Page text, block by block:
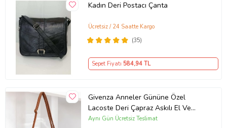
Kadın Deri Postacı Çanta
(35)
Ücretsiz / 24 Saatte Kargo
Sepet Fiyatı 584,94 TL
Givenza Anneler Gününe Özel
Lacoste Deri Çapraz Askılı El Ve
Omuz Çantası (Taba)
Aynı Gün Ücretsiz Teslimat